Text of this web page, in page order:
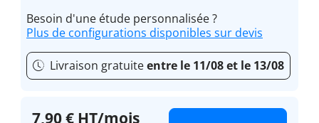
Besoin d'une étude personnalisée ?
Plus de configurations disponibles sur devis
Livraison gratuiteentre le 11/08 et le 13/08
7,90 € HT/mois